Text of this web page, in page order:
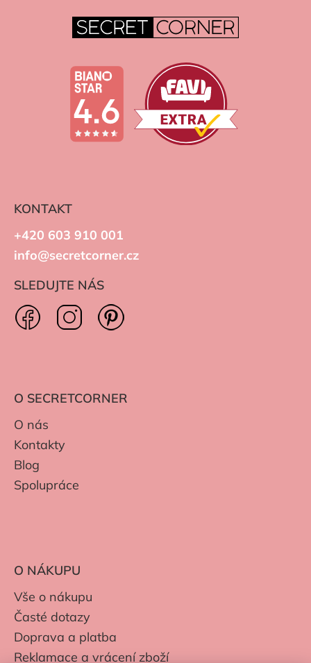
KONTAKT
+420 603 910 001
info@secretcorner.cz
SLEDUJTE NÁS
O SECRETCORNER
O nás
Kontakty
Blog
Spolupráce
O NÁKUPU
Vše o nákupu
Časté dotazy
Doprava a platba
Reklamace a vrácení zboží